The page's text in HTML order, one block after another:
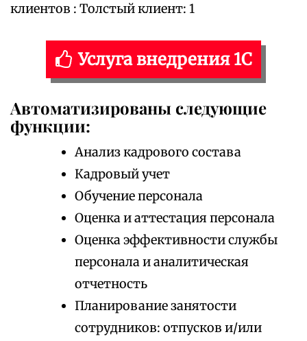
клиентов : Толстый клиент: 1
Услуга внедрения 1С
Автоматизированы следующие
функции:
Анализ кадрового состава
Кадровый учет
Обучение персонала
Оценка и аттестация персонала
Оценка эффективности службы
персонала и аналитическая
отчетность
Планирование занятости
сотрудников: отпусков и/или